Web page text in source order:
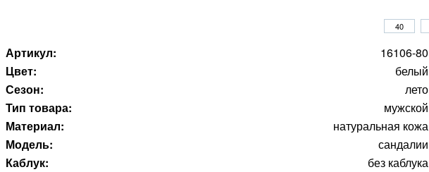
40
Артикул:
16106-80
Цвет:
белый
Сезон:
лето
Тип товара:
мужской
Материал:
натуральная кожа
Модель:
сандалии
Каблук:
без каблука